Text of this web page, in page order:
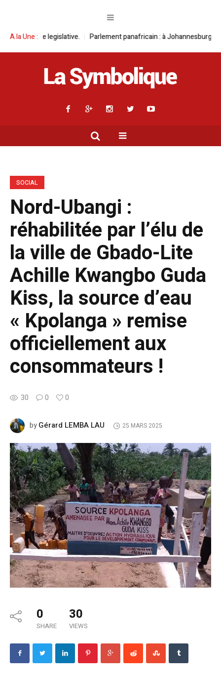
A la Une :Parlement panafricain : à Johannesburg, Aimé Boji Sangara
SOCIAL
Nord-Ubangi :
réhabilitée par l’élu de
la ville de Gbado-Lite
Achille Kwangbo Guda
Kiss, la source d’eau
« Kpolanga » remise
officiellement aux
consommateurs !
30 0 0
byGérard LEMBA LAU 25 MARS 2025
0
SHARE
30
VIEWS